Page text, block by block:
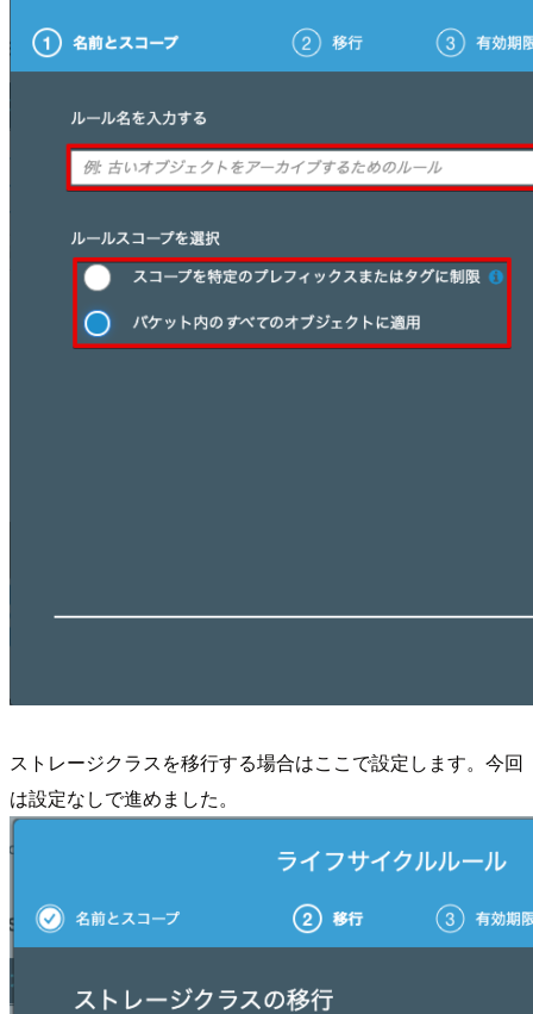
ストレージクラスを移行する場合はここで設定します。今回
は設定なしで進めました。